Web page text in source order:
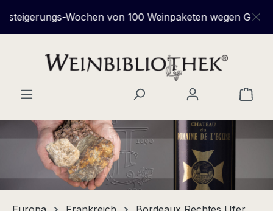
Zum Hauptinhalt springen
Wochen von 100 Weinpaketen wegen